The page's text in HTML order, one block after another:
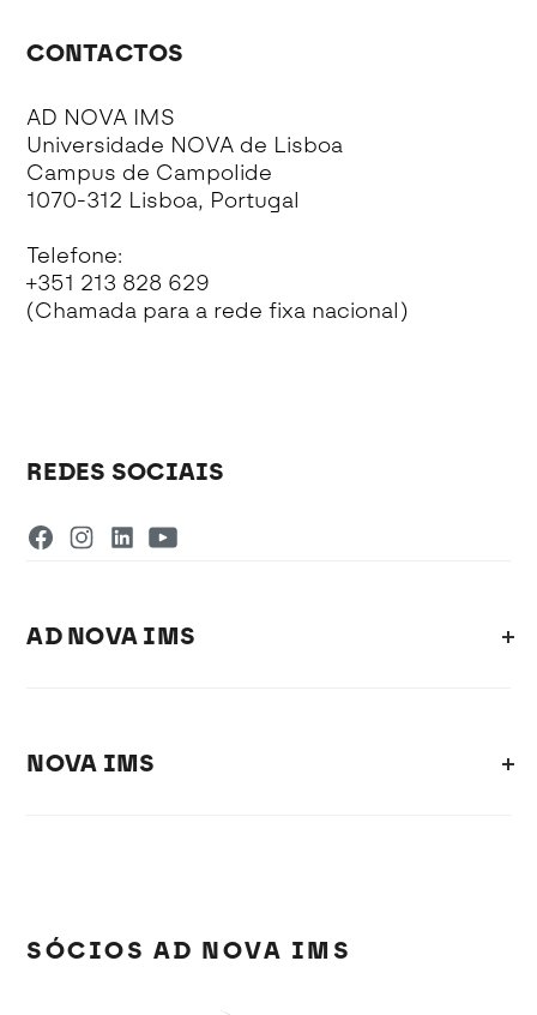
CONTACTOS
AD NOVA IMS
Universidade NOVA de Lisboa
Campus de Campolide
1070-312 Lisboa, Portugal
Telefone:
+351 213 828 629
(Chamada para a rede fixa nacional)
REDES SOCIAIS
AD NOVA IMS
NOVA IMS
SÓCIOS AD NOVA IMS